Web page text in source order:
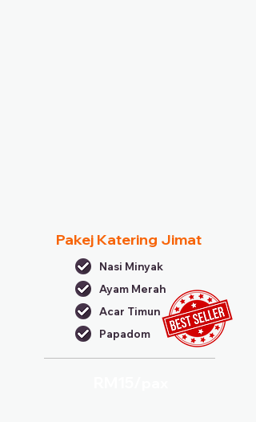
Pakej Katering Jimat
Nasi Minyak
Ayam Merah
Acar Timun
Papadom